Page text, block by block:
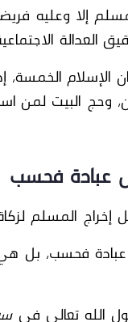
إلا وعليه
العدالة
الإسلام الخمسة،
البيت لمن
عبادة فحسب
المسلم
عبادة فحسب، بل
الله تعالى في